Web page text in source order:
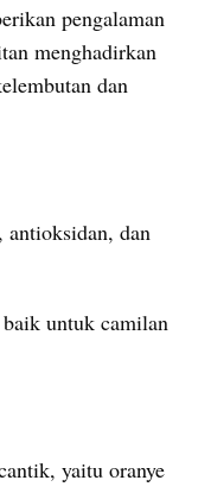
pengalaman
menghadirkan
dan
antioksidan, dan
untuk camilan
yaitu oranye